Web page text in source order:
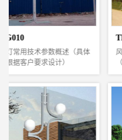
TB-C010
风光互补路灯常用技术参数概述
（具体参数根据客户要求设计）
常用技术参数
主体材料：灯杆为全钢结构、整
体热镀锌/喷塑处理
太阳能电池组件：晶体硅100WP
～240Wp（按负载配置）
风力发电机：100W～300W
系统工作电压：直流12V/24V